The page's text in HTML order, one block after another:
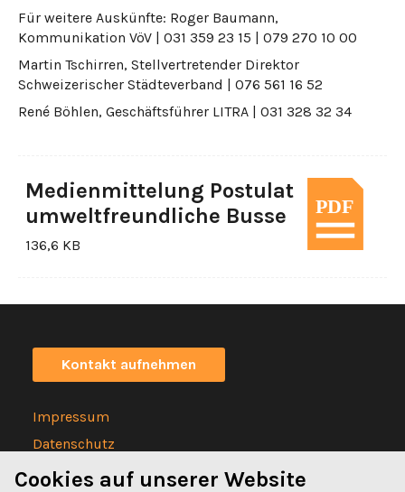
Für weitere Auskünfte: Roger Baumann,
Kommunikation VöV | 031 359 23 15 | 079 270 10 00
Martin Tschirren, Stellvertretender Direktor
Schweizerischer Städteverband | 076 561 16 52
René Böhlen, Geschäftsführer LITRA | 031 328 32 34
Medienmittelung Postulat
umweltfreundliche Busse
136,6 KB
Kontakt aufnehmen
Impressum
Datenschutz
Statuten
Cookies auf unserer Website